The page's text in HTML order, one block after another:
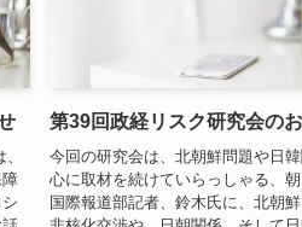
第39回政経リスク研究会の
今回の研究会は、北朝鮮問題や日
心に取材を続けていらっしゃる、
国際報道部記者、鈴木氏に、北朝